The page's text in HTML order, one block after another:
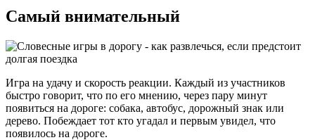
Самый внимательный
Игра на удачу и скорость реакции. Каждый из участников
быстро говорит, что по его мнению, через пару минут
появиться на дороге: собака, автобус, дорожный знак или
дерево. Побеждает тот кто угадал и первым увидел, что
появилось на дороге.